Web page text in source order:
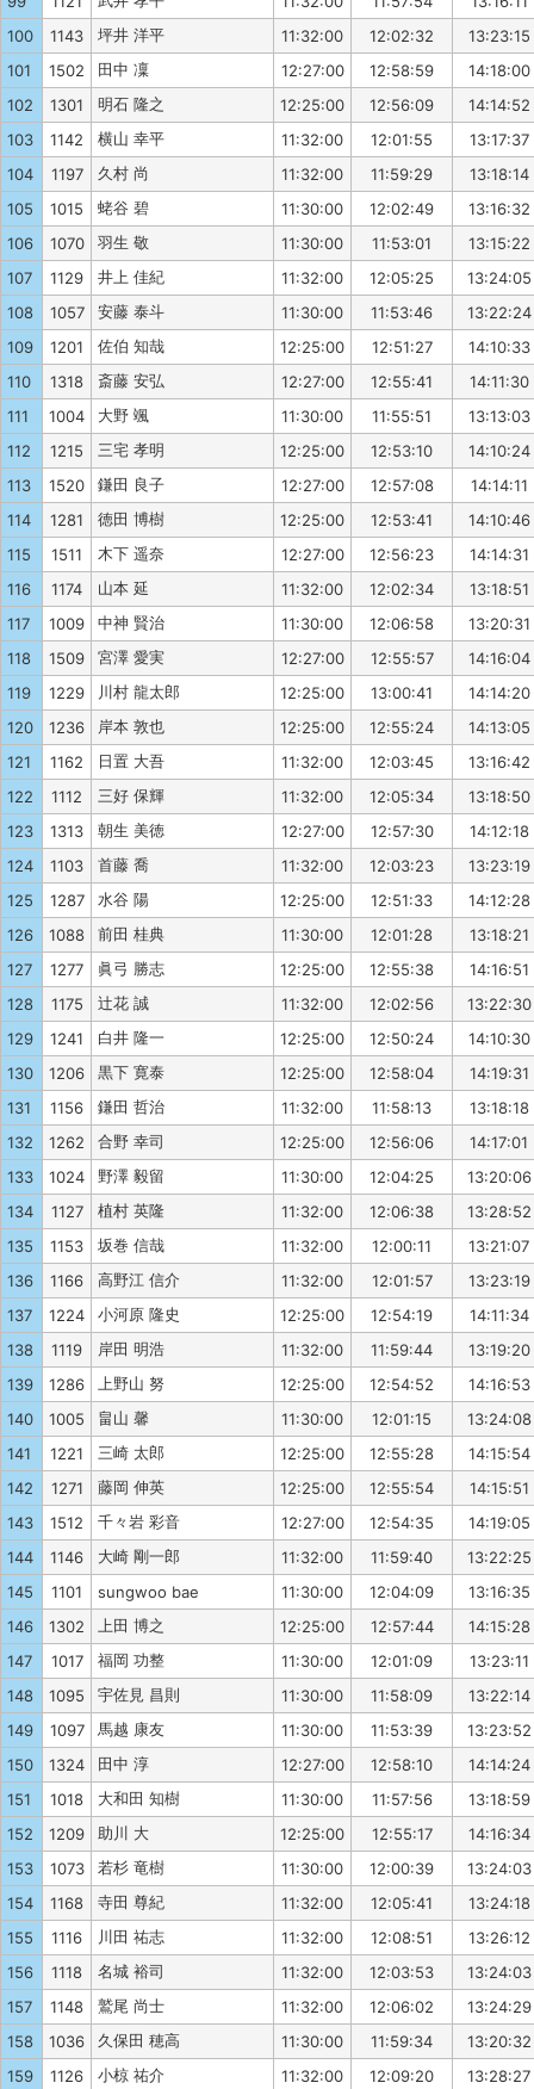
100
1143 坪井 洋平 11:32:00 12:02:32
13:23:15
101
1502 田中 凜 12:27:00 12:58:59
14:18:00
102
1301 明石 隆之 12:25:00 12:56:09
14:14:52
103
1142 横山 幸平 11:32:00 12:01:55
13:17:37
104
1197 久村 尚 11:32:00 11:59:29
13:18:14
105
1015 蛯谷 碧 11:30:00 12:02:49
13:16:32
106
1070 羽生 敬 11:30:00 11:53:01
13:15:22
107
1129 井上 佳紀 11:32:00 12:05:25
13:24:05
108
1057 安藤 泰斗 11:30:00 11:53:46
13:22:24
109
1201 佐伯 知哉 12:25:00 12:51:27
14:10:33
110
1318 斎藤 安弘 12:27:00 12:55:41
14:11:30
111
1004 大野 颯 11:30:00 11:55:51
13:13:03
112
1215 三宅 孝明 12:25:00 12:53:10
14:10:24
113
1520 鎌田 良子 12:27:00 12:57:08
14:14:11
114
1281 徳田 博樹 12:25:00 12:53:41
14:10:46
115
1511 木下 遥奈 12:27:00 12:56:23
14:14:31
116
1174 山本 延 11:32:00 12:02:34
13:18:51
117
1009 中神 賢治 11:30:00 12:06:58
13:20:31
118
1509 宮澤 愛実 12:27:00 12:55:57
14:16:04
119
1229 川村 龍太郎 12:25:00 13:00:41
14:14:20
120
1236 岸本 敦也 12:25:00 12:55:24
14:13:05
121
1162 日置 大吾 11:32:00 12:03:45
13:16:42
122
1112 三好 保輝 11:32:00 12:05:34
13:18:50
123
1313 朝生 美徳 12:27:00 12:57:30
14:12:18
124
1103 首藤 喬 11:32:00 12:03:23
13:23:19
125
1287 水谷 陽 12:25:00 12:51:33
14:12:28
126
1088 前田 桂典 11:30:00 12:01:28
13:18:21
127
1277 眞弓 勝志 12:25:00 12:55:38
14:16:51
128
1175 辻花 誠 11:32:00 12:02:56
13:22:30
129
1241 白井 隆一 12:25:00 12:50:24
14:10:30
130
1206 黒下 寛泰 12:25:00 12:58:04
14:19:31
131
1156 鎌田 哲治 11:32:00 11:58:13
13:18:18
132
1262 合野 幸司 12:25:00 12:56:06
14:17:01
133
1024 野澤 毅留 11:30:00 12:04:25
13:20:06
134
1127 植村 英隆 11:32:00 12:06:38
13:28:52
135
1153 坂巻 信哉 11:32:00 12:00:11
13:21:07
136
1166 高野江 信介 11:32:00 12:01:57
13:23:19
137
1224 小河原 隆史 12:25:00 12:54:19
14:11:34
138
1119 岸田 明浩 11:32:00 11:59:44
13:19:20
139
1286 上野山 努 12:25:00 12:54:52
14:16:53
140
1005 畠山 馨 11:30:00 12:01:15
13:24:08
141
1221 三崎 太郎 12:25:00 12:55:28
14:15:54
142
1271 藤岡 伸英 12:25:00 12:55:54
14:15:51
143
1512 千々岩 彩音 12:27:00 12:54:35
14:19:05
144
1146 大崎 剛一郎 11:32:00 11:59:40
13:22:25
145
1101 sungwoo bae 11:30:00 12:04:09
13:16:35
146
1302 上田 博之 12:25:00 12:57:44
14:15:28
147
1017 福岡 功整 11:30:00 12:01:09
13:23:11
148
1095 宇佐見 昌則 11:30:00 11:58:09
13:22:14
149
1097 馬越 康友 11:30:00 11:53:39
13:23:52
150
1324 田中 淳 12:27:00 12:58:10
14:14:24
151
1018 大和田 知樹 11:30:00 11:57:56
13:18:59
152
1209 助川 大 12:25:00 12:55:17
14:16:34
153
1073 若杉 竜樹 11:30:00 12:00:39
13:24:03
154
1168 寺田 尊紀 11:32:00 12:05:41
13:24:18
155
1116 川田 祐志 11:32:00 12:08:51
13:26:12
156
1118 名城 裕司 11:32:00 12:03:53
13:24:03
157
1148 鷲尾 尚士 11:32:00 12:06:02
13:24:29
158
1036 久保田 穂高 11:30:00 11:59:34
13:20:32
159
1126 小椋 祐介 11:32:00 12:09:20
13:28:27